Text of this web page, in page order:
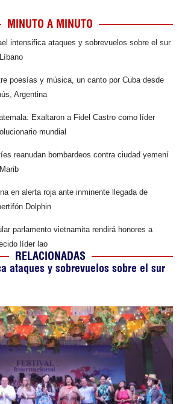
MINUTO A MINUTO
intensifica ataques y sobrevuelos sobre el sur
poesías y música, un canto por Cuba desde
Argentina
Exaltaron a Fidel Castro como líder
mundial
reanudan bombardeos contra ciudad yemení
en alerta roja ante inminente llegada de
Dolphin
parlamento vietnamita rendirá honores a
líder lao
RELACIONADAS
ataques y sobrevuelos sobre el sur